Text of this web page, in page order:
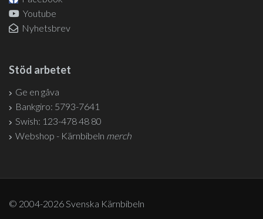
Youtube
Nyhetsbrev
Stöd arbetet
Ge en gåva
Bankgiro: 5793-7641
Swish: 123-478 48 80
Webshop - Kärnbibeln merch
© 2004-2026 Svenska Kärnbibeln